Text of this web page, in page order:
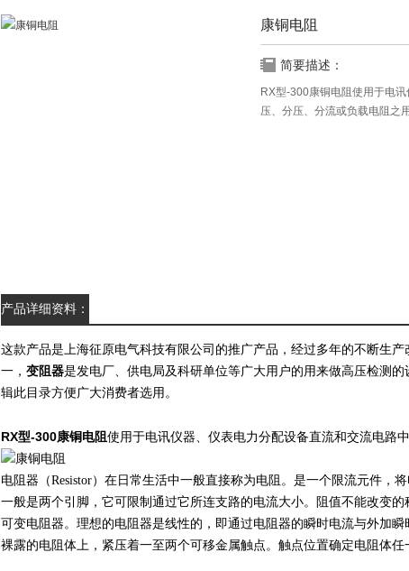
康铜电阻
简要描述：
RX型-300康铜电阻使用于电
压、分压、分流或负载电阻之
产品详细资料：
这款产品是上海征原电气科技有限公司的推广产品，经过多年的不断生
一， 变阻器是发电厂、供电局及科研单位等广大用户的用来做高压检测
辑此目录方便广大消费者选用。
RX型-300康铜电阻使用于电讯仪器、仪表电力分配设备直流和交流电路
电阻器（Resistor）在日常生活中一般直接称为电阻。是一个限流元件，
一般是两个引脚，它可限制通过它所连支路的电流大小。阻值不能改变
可变电阻器。理想的电阻器是线性的，即通过电阻器的瞬时电流与外加
裸露的电阻体上，紧压着一至两个可移金属触点。触点位置确定电阻体